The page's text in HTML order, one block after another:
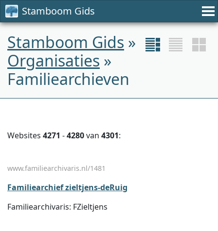
Stamboom Gids
Stamboom Gids »
Organisaties »
Familiearchieven
Websites 4271 -4280van 4301:
www.familiearchivaris.nl/1481
Familiearchief zieltjens-deRuig
Familiearchivaris: FZieltjens